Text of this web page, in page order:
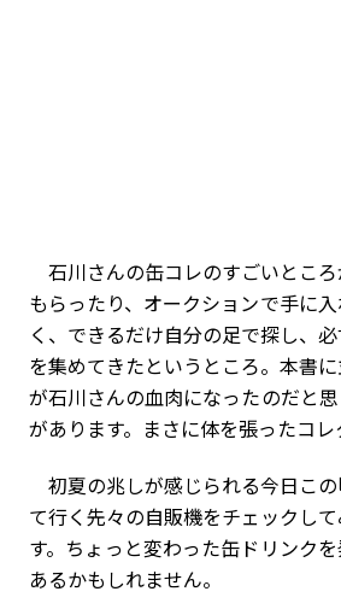
石川さんの缶コレのすごいとこ
もらったり、オークションで手に
く、できるだけ自分の足で探し、
を集めてきたというところ。本書
が石川さんの血肉になったのだと
があります。まさに体を張ったコレ
初夏の兆しが感じられる今日こ
て行く先々の自販機をチェックし
す。ちょっと変わった缶ドリンク
あるかもしれません。